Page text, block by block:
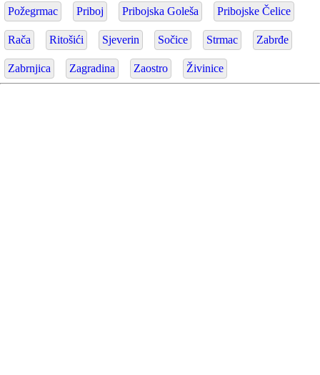
Požegrmac Priboj Pribojska Goleša Pribojske Čelice
Rača Ritošići Sjeverin Sočice Strmac Zabrđe
Zabrnjica Zagradina Zaostro Živinice